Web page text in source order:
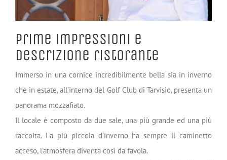
Prime impressioni e
descrizione ristorante
Immerso in una cornice incredibilmente bella sia in inverno
che in estate, all’interno del Golf Club di Tarvisio, presenta un
panorama mozzafiato.
Il locale è composto da due sale, una più grande ed una più
raccolta. La più piccola d’inverno ha sempre il caminetto
acceso, l’atmosfera diventa così da favola.